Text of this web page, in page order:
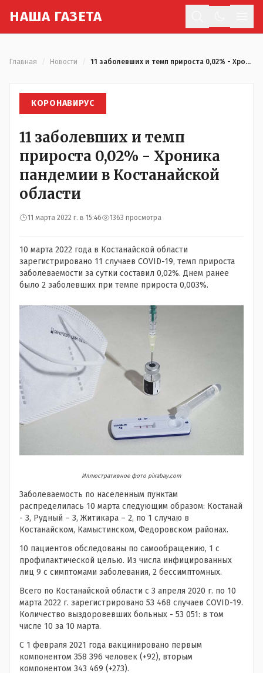
НАША ГАЗЕТА
Главная Новости 11 заболевших и темп прироста 0,02% - Хроника пандемии в Костанайской области
КОРОНАВИРУС
11 заболевших и темп
прироста 0,02% - Хроника
пандемии в Костанайской
области
11 марта 2022 г. в 15:46 1363 просмотра
10 марта 2022 года в Костанайской области
зарегистрировано 11 случаев COVID-19, темп прироста
заболеваемости за сутки составил 0,02%. Днем ранее
было 2 заболевших при темпе прироста 0,003%.
Иллюстративное фото pixabay.com
Заболеваемость по населенным пунктам
распределилась 10 марта следующим образом: Костанай
- 3, Рудный – 3, Житикара – 2, по 1 случаю в
Костанайском, Камыстинском, Федоровском районах.
10 пациентов обследованы по самообращению, 1 с
профилактической целью. Из числа инфицированных
лиц 9 с симптомами заболевания, 2 бессимптомных.
Всего по Костанайской области с 3 апреля 2020 г. по 10
марта 2022 г. зарегистрировано 53 468 случаев COVID-19.
Количество выздоровевших больных - 53 051: в том
числе 10 за 10 марта.
С 1 февраля 2021 года вакцинировано первым
компонентом 358 396 человек (+92), вторым
компонентом 343 469 (+273).